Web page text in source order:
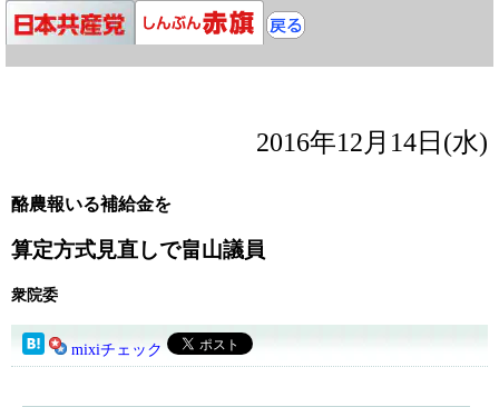
2016年12月14日(水)
酪農報いる補給金を
算定方式見直しで畠山議員
衆院委
mixiチェック